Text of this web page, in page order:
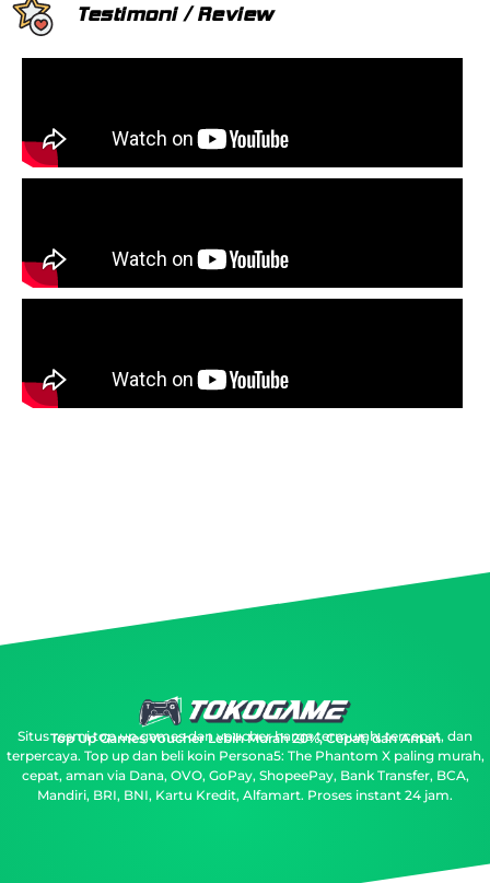
Testimoni / Review
Top Up Games Voucher Lebih Murah 20%, Cepat, dan Aman
Situs resmi top up games dan voucher harga termurah, tercepat, dan
terpercaya. Top up dan beli koin Persona5: The Phantom X paling murah,
cepat, aman via Dana, OVO, GoPay, ShopeePay, Bank Transfer, BCA,
Mandiri, BRI, BNI, Kartu Kredit, Alfamart. Proses instant 24 jam.